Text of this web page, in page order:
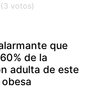
que
de la
adulta de este